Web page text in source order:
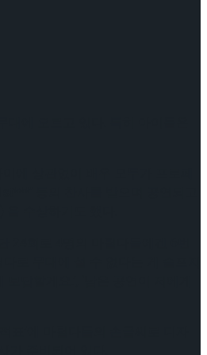
에 오르고 있다. 특히 아이들은
로 무대에 설 수 없다는 게 슬프지
’에 마틸다들의 손글씨로 디자
준비되어 있다.